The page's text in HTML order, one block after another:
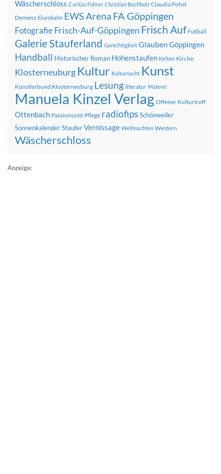
Wäscherschloss Caritas Führer Christian Buchholz Claudia Pohel
Demenz Eisenbahn EWS Arena FA Göppingen
FotografieFrisch-Auf-Göppingen Frisch Auf Fußball
Galerie Stauferland Gerechtigkeit Glauben Göppingen
Handball Historischer Roman Hohenstaufen Kelten Kirche
Klosterneuburg Kultur Kulturnacht Kunst
Künstlerbund Klosterneuburg Lesung literatur Malerei
Manuela Kinzel Verlag Offener Kulturtreff
Ottenbach Passionszeit Pflege radiofipsSchönweiler
SonnenkalenderStauferVernissage Weihnachten Western
Wäscherschloss
Anzeige: